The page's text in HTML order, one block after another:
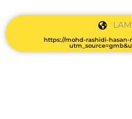
https://mohd-rashidi-hasan-